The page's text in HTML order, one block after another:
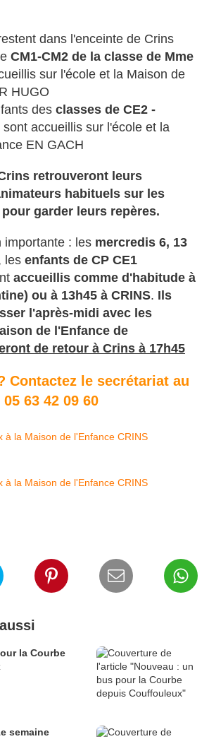
dans l'enceinte de Crins
CM1-CM2 de la classe de Mme
sur l'école et la Maison de
HUGO
des classes de CE2 -
sont accueillis sur l'école et la
EN GACH
retrouveront leurs
habituels sur les
garder leurs repères.
importante : les mercredis 6, 13
les enfants de CP CE1
accueillis comme d'habitude à
ou à 13h45 à CRINS. Ils
l'après-midi avec les
de l'Enfance de
de retour à Crins à 17h45
Contactez le secrétariat au
05 63 42 09 60
la Courbe
semaine